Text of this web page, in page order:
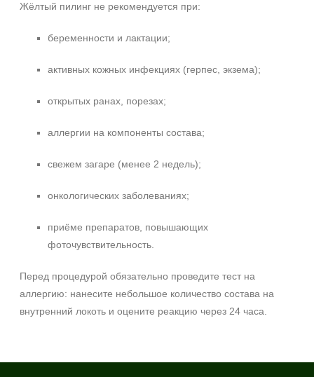
Жёлтый пилинг не рекомендуется при:
беременности и лактации;
активных кожных инфекциях (герпес, экзема);
открытых ранах, порезах;
аллергии на компоненты состава;
свежем загаре (менее 2 недель);
онкологических заболеваниях;
приёме препаратов, повышающих
фоточувствительность.
Перед процедурой обязательно проведите тест на
аллергию: нанесите небольшое количество состава на
внутренний локоть и оцените реакцию через 24 часа.